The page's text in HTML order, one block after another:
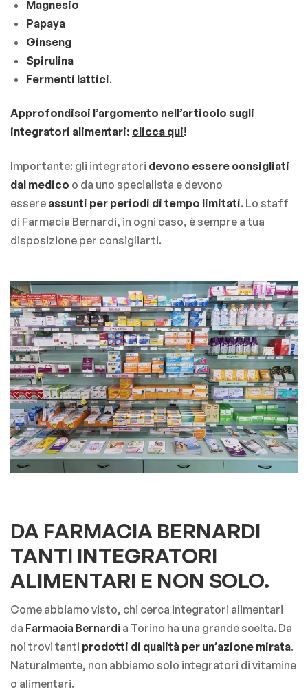
Magnesio
Papaya
Ginseng
Spirulina
Fermenti lattici.
Approfondisci l’argomento nell’articolo sugli
integratori alimentari: clicca qui!
Importante: gli integratori devono essere consigliati
dal medico o da uno specialista e devono
essere assunti per periodi di tempo limitati. Lo staff
di Farmacia Bernardi, in ogni caso, è sempre a tua
disposizione per consigliarti.
DA FARMACIA BERNARDI
TANTI INTEGRATORI
ALIMENTARI E NON SOLO.
Come abbiamo visto, chi cerca integratori alimentari
da Farmacia Bernardi a Torino ha una grande scelta. Da
noi trovi tanti prodotti di qualità per un’azione mirata.
Naturalmente, non abbiamo solo integratori di vitamine
o alimentari.